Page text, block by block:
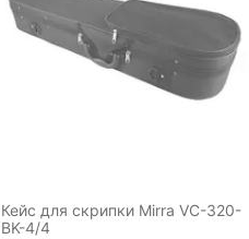
Кейс для скрипки Mirra VC-320-
BK-4/4